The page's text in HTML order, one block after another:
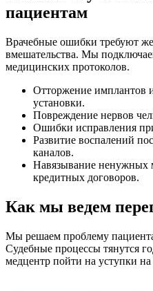
пациентам
Врачебные ошибки требуют
вмешательства. Мы
медицинских протоколов.
Отторжение имплантов
установки.
Повреждение нервов
Ошибки исправления
Развитие воспалений
каналов.
Навязывание ненужных
кредитных договоров.
Как мы ведем
Мы решаем проблему пациента
Судебные процессы тянутся
медцентр пойти на уступки на